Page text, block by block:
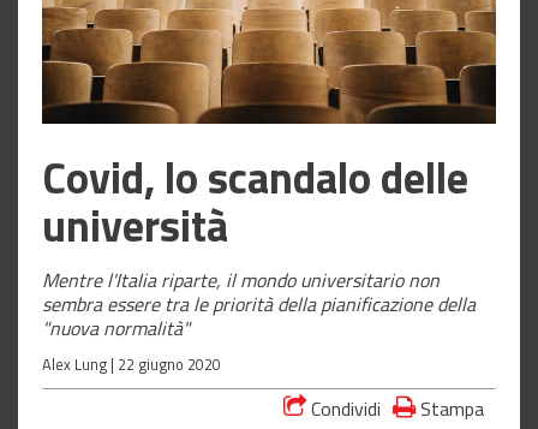
Covid, lo scandalo delle
università
Mentre l'Italia riparte, il mondo universitario non
sembra essere tra le priorità della pianificazione della
"nuova normalità"
Alex Lung | 22 giugno 2020
Condividi
Stampa